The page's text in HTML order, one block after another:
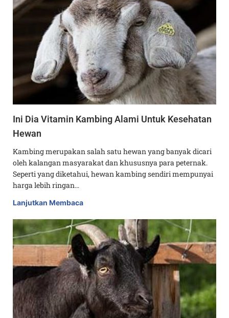
Ini Dia Vitamin Kambing Alami Untuk Kesehatan
Hewan
Kambing merupakan salah satu hewan yang banyak dicari
oleh kalangan masyarakat dan khususnya para peternak.
Seperti yang diketahui, hewan kambing sendiri mempunyai
harga lebih ringan…
Lanjutkan Membaca